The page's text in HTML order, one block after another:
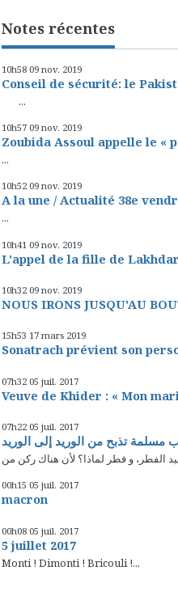
Notes récentes
10h58 09 nov. 2019
Conseil de sécurité: le
...
10h57 09 nov. 2019
Zoubida Assoul appelle le «
...
10h52 09 nov. 2019
A la une / Actualité 38e
...
10h41 09 nov. 2019
L'appel de la fille de
10h32 09 nov. 2019
NOUS IRONS JUSQU'AU
15h53 17 mars 2019
Sonatrach prévient son
07h32 05 juil. 2017
Veuve de Khider : « Mon
07h22 05 juil. 2017
تذبح من الوريد إلى الوريد
00h15 05 juil. 2017
macron
00h08 05 juil. 2017
5 juillet 2017
Monti ! Dimonti ! Bricouli !...